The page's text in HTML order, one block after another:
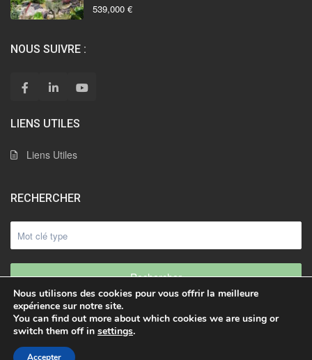
539,000 €
NOUS SUIVRE :
LIENS UTILES
Liens Utiles
RECHERCHER
Rechercher
© 2021 | Freddy Rueda SARL. Tous droits réservés
Nous utilisons des cookies pour vous offrir la meilleure
expérience sur notre site.
You can find out more about which cookies we are using or
switch them off in settings.
Accepter